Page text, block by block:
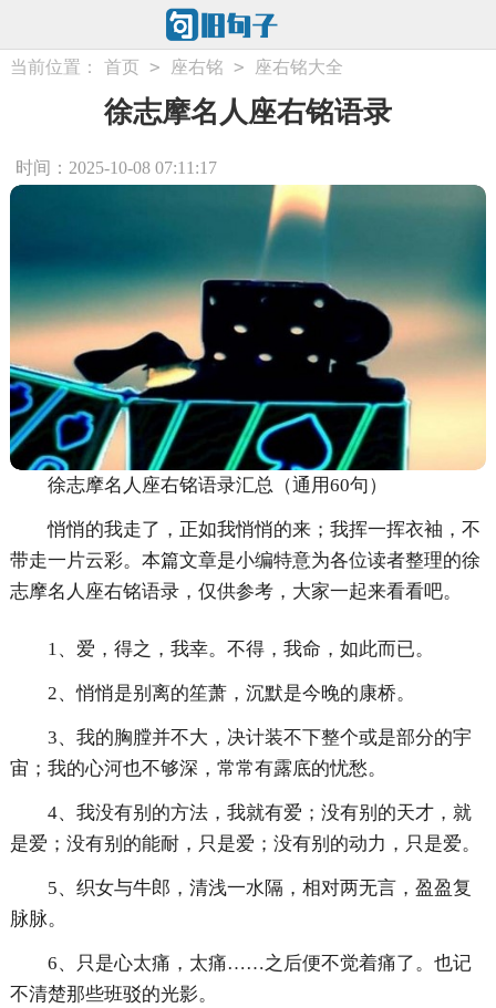
当前位置： 首页 > 座右铭 > 座右铭大全
徐志摩名人座右铭语录
时间：2025-10-08 07:11:17
徐志摩名人座右铭语录汇总（通用60句）
悄悄的我走了，正如我悄悄的来；我挥一挥衣袖，不
带走一片云彩。本篇文章是小编特意为各位读者整理的徐
志摩名人座右铭语录，仅供参考，大家一起来看看吧。
1、爱，得之，我幸。不得，我命，如此而已。
2、悄悄是别离的笙萧，沉默是今晚的康桥。
3、我的胸膛并不大，决计装不下整个或是部分的宇
宙；我的心河也不够深，常常有露底的忧愁。
4、我没有别的方法，我就有爱；没有别的天才，就
是爱；没有别的能耐，只是爱；没有别的动力，只是爱。
5、织女与牛郎，清浅一水隔，相对两无言，盈盈复
脉脉。
6、只是心太痛，太痛……之后便不觉着痛了。也记
不清楚那些班驳的光影。